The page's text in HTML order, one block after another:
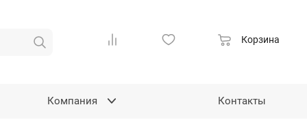
Корзина
Компания Контакты